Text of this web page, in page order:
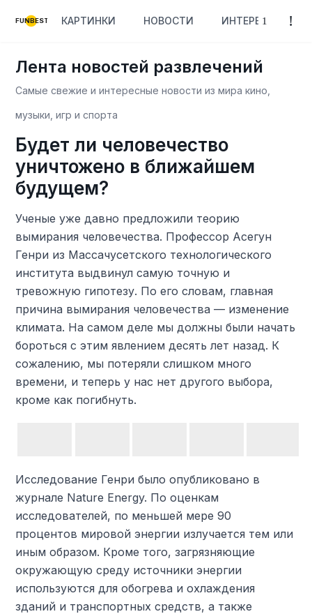
FUNBEST КАРТИНКИ НОВОСТИ ИНТЕРЕСНОЕ
Лента новостей развлечений
Самые свежие и интересные новости из мира кино,
музыки, игр и спорта
Будет ли человечество
уничтожено в ближайшем
будущем?
Ученые уже давно предложили теорию
вымирания человечества. Профессор Асегун
Генри из Массачусетского технологического
института выдвинул самую точную и
тревожную гипотезу. По его словам, главная
причина вымирания человечества — изменение
климата. На самом деле мы должны были начать
бороться с этим явлением десять лет назад. К
сожалению, мы потеряли слишком много
времени, и теперь у нас нет другого выбора,
кроме как погибнуть.
Исследование Генри было опубликовано в
журнале Nature Energy. По оценкам
исследователей, по меньшей мере 90
процентов мировой энергии излучается тем или
иным образом. Кроме того, загрязняющие
окружающую среду источники энергии
используются для обогрева и охлаждения
зданий и транспортных средств, а также